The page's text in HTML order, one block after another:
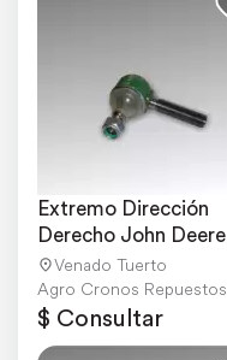
Extremo Dirección
Derecho John Deere
730Venado Tuerto
Agro Cronos Repuestos
$ Consultar